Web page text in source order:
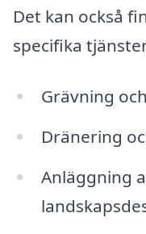
Det kan också
specifika
Grävning
Dränering
Anläggning